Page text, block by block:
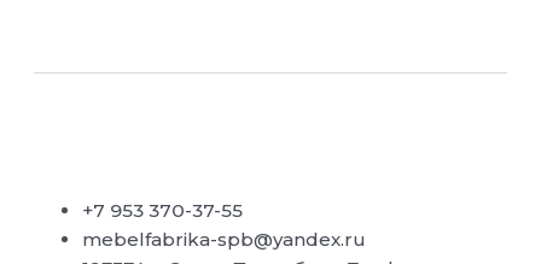
+7 953 370-37-55
mebelfabrika-spb@yandex.ru